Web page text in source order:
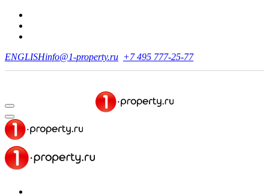
ENGLISHinfo@1-property.ru +7 495 777-25-77